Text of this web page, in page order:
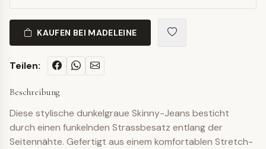
KAUFEN BEI MADELEINE
Teilen:
Beschreibung
Diese stylische dunkelgraue Skinny-Jeans besticht
durch einen funkelnden Strassbesatz entlang der
Seitennähte. Gefertigt aus einem komfortablen Stretch-